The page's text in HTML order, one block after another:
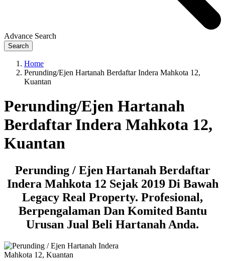
Advance Search
Search
Home
Perunding/Ejen Hartanah Berdaftar Indera Mahkota 12,
Kuantan
Perunding/Ejen Hartanah
Berdaftar Indera Mahkota 12,
Kuantan
Perunding / Ejen Hartanah Berdaftar
Indera Mahkota 12 Sejak 2019 Di Bawah
Legacy Real Property. Profesional,
Berpengalaman Dan Komited Bantu
Urusan Jual Beli Hartanah Anda.